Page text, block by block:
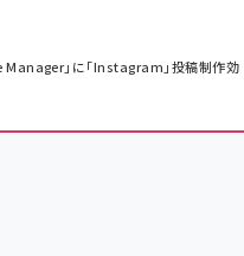
Manager」に「Instagram」投稿制作効